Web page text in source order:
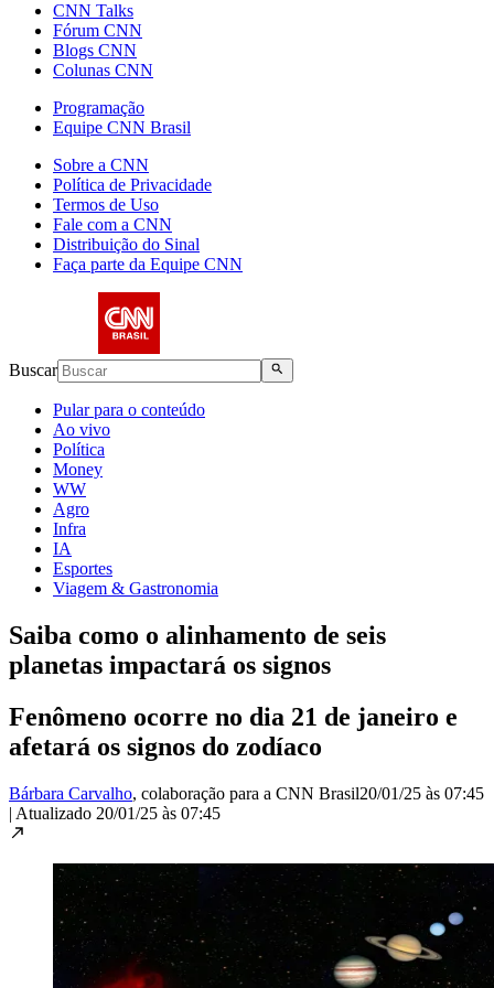
CNN Talks
Fórum CNN
Blogs CNN
Colunas CNN
Programação
Equipe CNN Brasil
Sobre a CNN
Política de Privacidade
Termos de Uso
Fale com a CNN
Distribuição do Sinal
Faça parte da Equipe CNN
Buscar
Pular para o conteúdo
Ao vivo
Política
Money
WW
Agro
Infra
IA
Esportes
Viagem & Gastronomia
Saiba como o alinhamento de seis
planetas impactará os signos
Fenômeno ocorre no dia 21 de janeiro e
afetará os signos do zodíaco
Bárbara Carvalho, colaboração para a CNN Brasil20/01/25 às 07:45
| Atualizado 20/01/25 às 07:45